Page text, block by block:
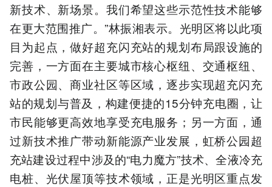
新技术、新场景。我们希望这些示范性技术能够
在更大范围推广。”林振湘表示。光明区将以此项
目为起点，做好超充闪充站的规划布局跟设施的
完善，一方面在主要城市核心枢纽、交通枢纽、
市政公园、商业社区等区域，逐步实现超充闪充
站的规划与普及，构建便捷的15分钟充电圈，让
市民能够更高效地享受充电服务；另一方面，通
过新技术推广带动新能源产业发展，虹桥公园超
充站建设过程中涉及的“电力魔方”技术、全液冷充
电桩、光伏屋顶等技术领域，正是光明区重点发